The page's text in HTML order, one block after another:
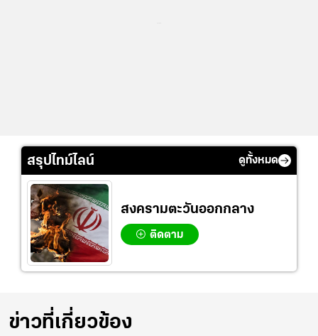
สรุปไทม์ไลน์ ดูทั้งหมด
สงครามตะวันออกกลาง
ติดตาม
ข่าวที่เกี่ยวข้อง